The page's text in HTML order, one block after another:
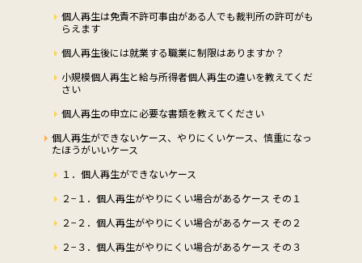
個人再生は免責不許可事由がある人でも裁判所の許可がも
らえます
個人再生後には就業する職業に制限はありますか？
小規模個人再生と給与所得者個人再生の違いを教えてくだ
さい
個人再生の申立に必要な書類を教えてください
個人再生ができないケース、やりにくいケース、慎重になっ
たほうがいいケース
１．個人再生ができないケース
２−１．個人再生がやりにくい場合があるケース その１
２−２．個人再生がやりにくい場合があるケース その２
２−３．個人再生がやりにくい場合があるケース その３